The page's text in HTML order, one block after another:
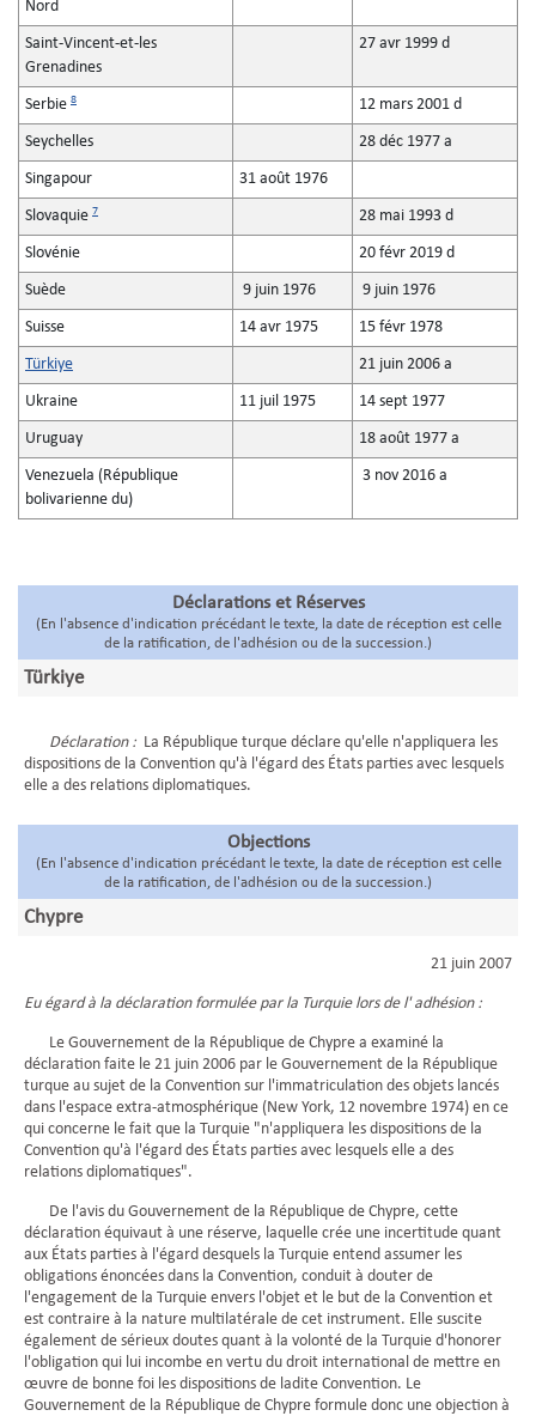
Nord
Saint-Vincent-et-les
Grenadines
27 avr 1999 d
Serbie 8 12 mars 2001 d
Seychelles 28 déc 1977 a
Singapour 31 août 1976
Slovaquie 7 28 mai 1993 d
Slovénie 20 févr 2019 d
Suède 9 juin 1976 9 juin 1976
Suisse 14 avr 1975 15 févr 1978
Türkiye 21 juin 2006 a
Ukraine 11 juil 1975 14 sept 1977
Uruguay 18 août 1977 a
Venezuela (République
bolivarienne du)
3 nov 2016 a
Déclarations et Réserves
(En l'absence d'indication précédant le texte, la date de réception est celle
de la ratification, de l'adhésion ou de la succession.)
Türkiye
Déclaration : La République turque déclare qu'elle n'appliquera les
dispositions de la Convention qu'à l'égard des États parties avec lesquels
elle a des relations diplomatiques.
Objections
(En l'absence d'indication précédant le texte, la date de réception est celle
de la ratification, de l'adhésion ou de la succession.)
Chypre
21 juin 2007
Eu égard à la déclaration formulée par la Turquie lors de l' adhésion :
Le Gouvernement de la République de Chypre a examiné la
déclaration faite le 21 juin 2006 par le Gouvernement de la République
turque au sujet de la Convention sur l'immatriculation des objets lancés
dans l'espace extra-atmosphérique (New York, 12 novembre 1974) en ce
qui concerne le fait que la Turquie "n'appliquera les dispositions de la
Convention qu'à l'égard des États parties avec lesquels elle a des
relations diplomatiques".
De l'avis du Gouvernement de la République de Chypre, cette
déclaration équivaut à une réserve, laquelle crée une incertitude quant
aux États parties à l'égard desquels la Turquie entend assumer les
obligations énoncées dans la Convention, conduit à douter de
l'engagement de la Turquie envers l'objet et le but de la Convention et
est contraire à la nature multilatérale de cet instrument. Elle suscite
également de sérieux doutes quant à la volonté de la Turquie d'honorer
l'obligation qui lui incombe en vertu du droit international de mettre en
œuvre de bonne foi les dispositions de ladite Convention. Le
Gouvernement de la République de Chypre formule donc une objection à